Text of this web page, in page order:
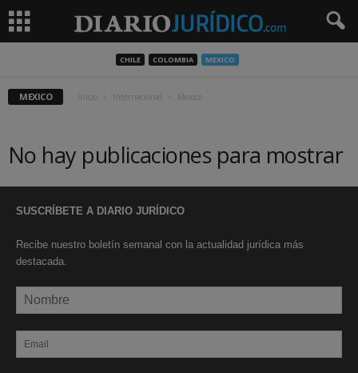
CHILE COLOMBIA MEXICO
MEXICO Inicio Internacional Mexico
No hay publicaciones para mostrar
SUSCRÍBETE A DIARIO JURÍDICO
Recibe nuestro boletín semanal con la actualidad jurídica más
destacada.